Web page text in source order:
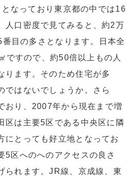
なっており東京都の中では16
人口密度で見てみると、約2万
目の多さとなります。日本全
ですので、約50倍以上もの人
ります。そのため住宅が多
ではないでしょうか。さら
おり、2007年から現在まで増
区は主要5区である中央区に隣
にとっても好立地となってお
5区へのへのアクセスの良さ
られます。JR線、京成線、東